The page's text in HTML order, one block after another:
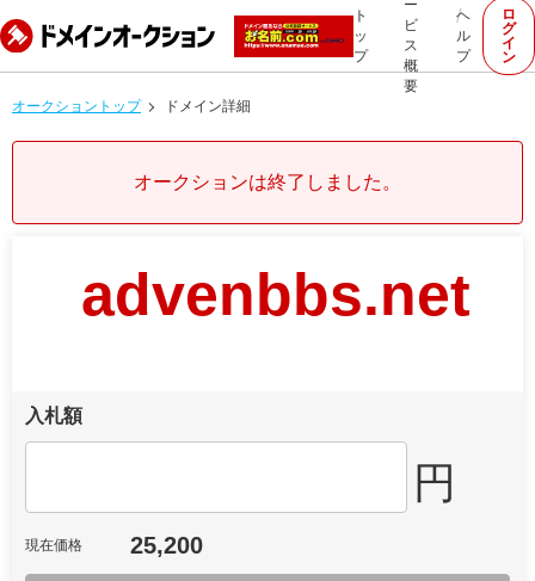
ト
ッ
プ
ー
ビ
ス
概
要
ヘ
ル
プ
ロ
グ
イ
ン
オークショントップ ドメイン詳細
オークションは終了しました。
advenbbs.net
入札額
円
現在価格 25,200